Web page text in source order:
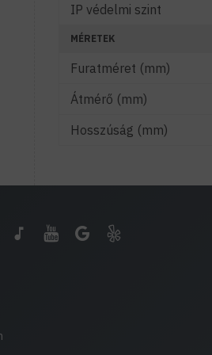
IP védelmi szint
MÉRETEK
Furatméret (mm)
Átmérő (mm)
Hosszúság (mm)